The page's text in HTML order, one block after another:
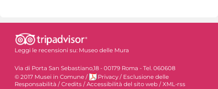
Leggi le recensioni su: Museo delle Mura
Via di Porta San Sebastiano,18 - 00179 Roma - Tel. 060608
© 2017 Musei in Comune / Privacy / Esclusione delle
Responsabilità / Credits / Accessibilità del sito web / XML-rss